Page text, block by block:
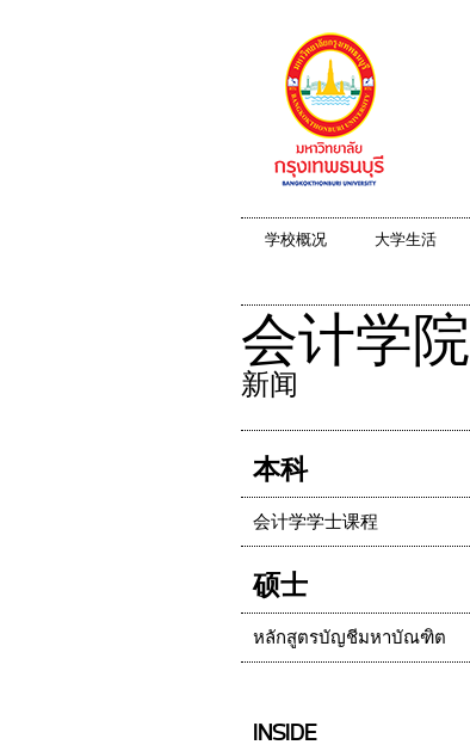
学校概况 大学生活
会计学院
新闻
本科
会计学学士课程
硕士
หลักสูตรบัญชีมหาบัณฑิต
INSIDE